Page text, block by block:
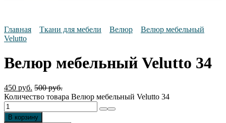
Главная Ткани для мебели Велюр
Велюр мебельный
Velutto
Велюр мебельный Velutto 34
450 руб. 500руб.
Количество товара Велюр мебельный Velutto 34
В корзину